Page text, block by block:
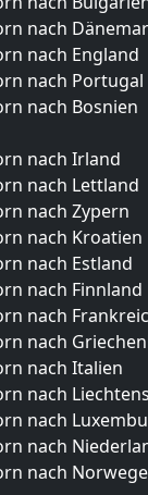
nach
nach England
nach Portugal
nach Bosnien
nach Irland
nach Lettland
nach Zypern
nach Kroatien
nach Estland
nach Finnland
nach
nach
nach Italien
nach
nach
nach
nach